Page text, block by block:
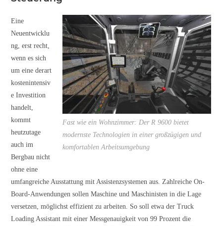
Fast wie ein Wohnzimmer: Der R 9600 bietet
modernste Technologien in einer großzügigen und
komfortablen Arbeitsumgebung
Eine
Neuentwicklu
ng, erst recht,
wenn es sich
um eine derart
kostenintensiv
e Investition
handelt,
kommt
heutzutage
auch im
Bergbau nicht
ohne eine
umfangreiche Ausstattung mit Assistenzsystemen aus. Zahlreiche On-
Board-Anwendungen sollen Maschine und Maschinisten in die Lage
versetzen, möglichst effizient zu arbeiten. So soll etwa der Truck
Loading Assistant mit einer Messgenauigkeit von 99 Prozent die